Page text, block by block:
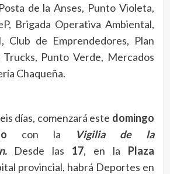
de la Anses, Punto Violeta,
Brigada Operativa Ambiental,
Club de Emprendedores, Plan
Trucks, Punto Verde, Mercados
Chaqueña.
días, comenzará este domingo
con la
Vigilia de la
Desde las 17, en la Plaza
provincial, habrá Deportes en